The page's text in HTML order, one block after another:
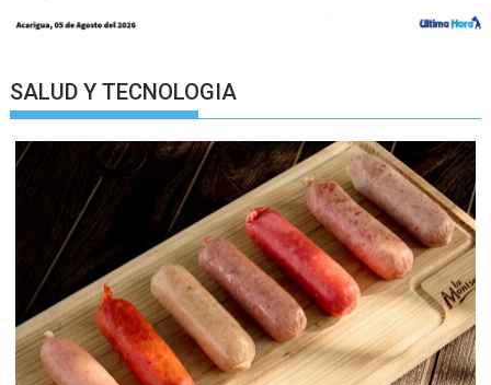
SALUD Y TECNOLOGIA